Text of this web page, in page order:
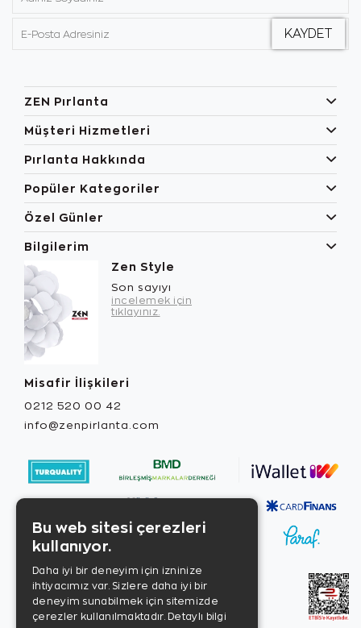
ZEN Pırlanta
Müşteri Hizmetleri
Pırlanta Hakkında
Popüler Kategoriler
Özel Günler
Bilgilerim
Zen Style
Son sayıyı
incelemek için
tıklayınız.
Misafir İlişkileri
0212 520 00 42
info@zenpirlanta.com
Bu web sitesi çerezleri
kullanıyor.
Daha iyi bir deneyim için izninize
ihtiyacımız var. Sizlere daha iyi bir
deneyim sunabilmek için sitemizde
çerezler kullanılmaktadır. Detaylı bilgi